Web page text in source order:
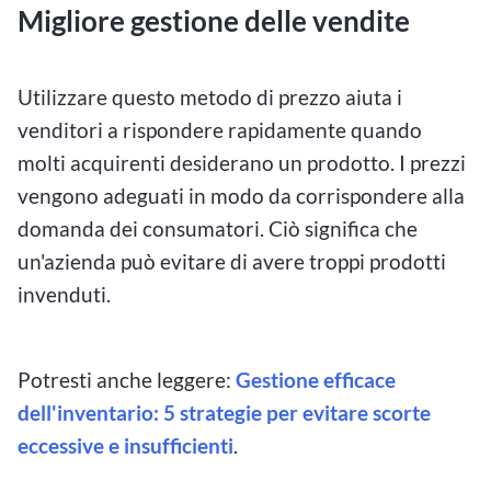
Migliore gestione delle vendite
Utilizzare questo metodo di prezzo aiuta i
venditori a rispondere rapidamente quando
molti acquirenti desiderano un prodotto. I prezzi
vengono adeguati in modo da corrispondere alla
domanda dei consumatori. Ciò significa che
un'azienda può evitare di avere troppi prodotti
invenduti.
Potresti anche leggere: Gestione efficace
dell'inventario: 5 strategie per evitare scorte
eccessive e insufficienti.